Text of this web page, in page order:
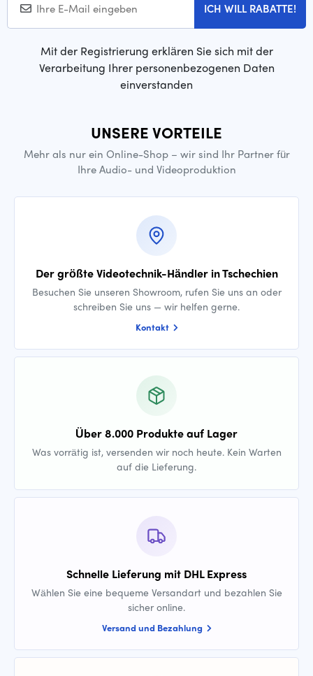
ICH WILL RABATTE!
Mit der Registrierung erklären Sie sich mit der
Verarbeitung Ihrer personenbezogenen Daten
einverstanden
UNSERE VORTEILE
Mehr als nur ein Online-Shop – wir sind Ihr Partner für
Ihre Audio- und Videoproduktion
Der größte Videotechnik-Händler in Tschechien
Besuchen Sie unseren Showroom, rufen Sie uns an oder
schreiben Sie uns — wir helfen gerne.
Kontakt
Über 8.000 Produkte auf Lager
Was vorrätig ist, versenden wir noch heute. Kein Warten
auf die Lieferung.
Schnelle Lieferung mit DHL Express
Wählen Sie eine bequeme Versandart und bezahlen Sie
sicher online.
Versand und Bezahlung